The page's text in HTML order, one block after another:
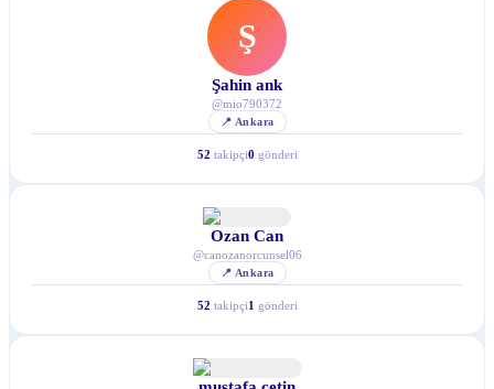
Ş
Şahin ank
@mio790372
📍 Ankara
52 takipçi0 gönderi
Ozan Can
@canozanorcunsel06
📍 Ankara
52 takipçi1 gönderi